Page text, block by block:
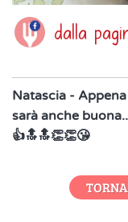
dalla
Natascia -
sarà anche
👍🔝🔝👏👏😘